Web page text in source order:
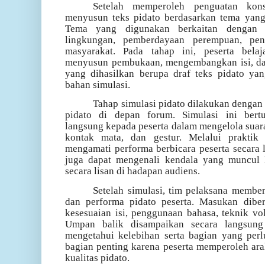
Setelah memperoleh penguatan
menyusun teks pidato berdasarkan tema
Tema yang digunakan berkaitan dengan
lingkungan, pemberdayaan perempuan,
masyarakat. Pada tahap ini, peserta
menyusun pembukaan, mengembangkan isi,
yang dihasilkan berupa draf teks pidato
bahan simulasi.
Tahap simulasi pidato dilakukan
pidato di depan forum. Simulasi ini
langsung kepada peserta dalam mengelola
kontak mata, dan gestur. Melalui praktik
mengamati performa berbicara peserta
juga dapat mengenali kendala yang
secara lisan di hadapan audiens.
Setelah simulasi, tim pelaksana
dan performa pidato peserta. Masukan
kesesuaian isi, penggunaan bahasa, teknik
Umpan balik disampaikan secara
mengetahui kelebihan serta bagian yang
bagian penting karena peserta memperoleh
kualitas pidato.